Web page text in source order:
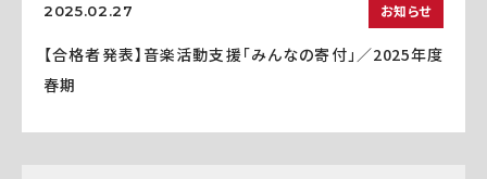
2025.02.27 お知らせ
【合格者発表】音楽活動支援「みんなの寄付」／2025年度
春期